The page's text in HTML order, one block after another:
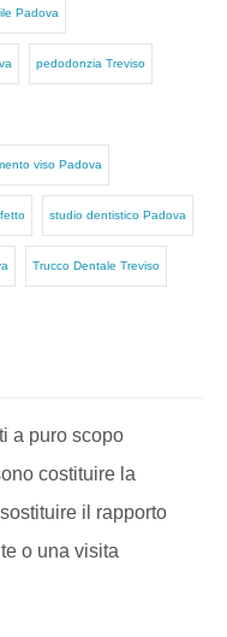
Padova
pedodonzia Treviso
viso Padova
studio dentistico Padova
Trucco Dentale Treviso
a puro scopo
costituire la
il rapporto
o una visita